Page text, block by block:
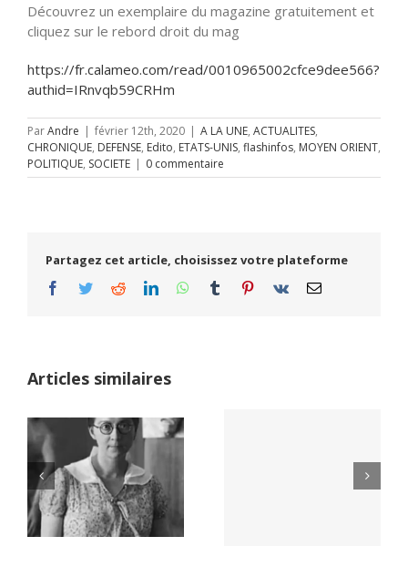
Découvrez un exemplaire du magazine gratuitement et
cliquez sur le rebord droit du mag
https://fr.calameo.com/read/0010965002cfce9dee566?
authid=IRnvqb59CRHm
ParAndre | février 12th, 2020 | A LA UNE, ACTUALITES,
CHRONIQUE, DEFENSE, Edito, ETATS-UNIS, flashinfos, MOYEN ORIENT,
POLITIQUE, SOCIETE | 0 commentaire
Partagez cet article, choisissez votre plateforme
Facebook
TwitterRedditLinkedInWhatsApp
Tumblr Pinterest
Vk Email
Articles similaires
Netflix Field of
Dreams (1989)
Yaïr Golan : une